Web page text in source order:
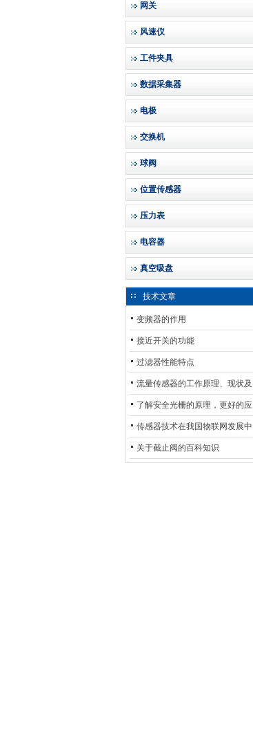
网关
风速仪
工件夹具
数据采集器
电极
交换机
球阀
位置传感器
压力表
电容器
真空吸盘
技术文章
变频器的作用
接近开关的功能
过滤器性能特点
流量传感器的工作原理、现状及
其发展前景
了解安全光栅的原理，更好的应
用安全光栅
传感器技术在我国物联网发展中
的地位*
关于截止阀的百科知识